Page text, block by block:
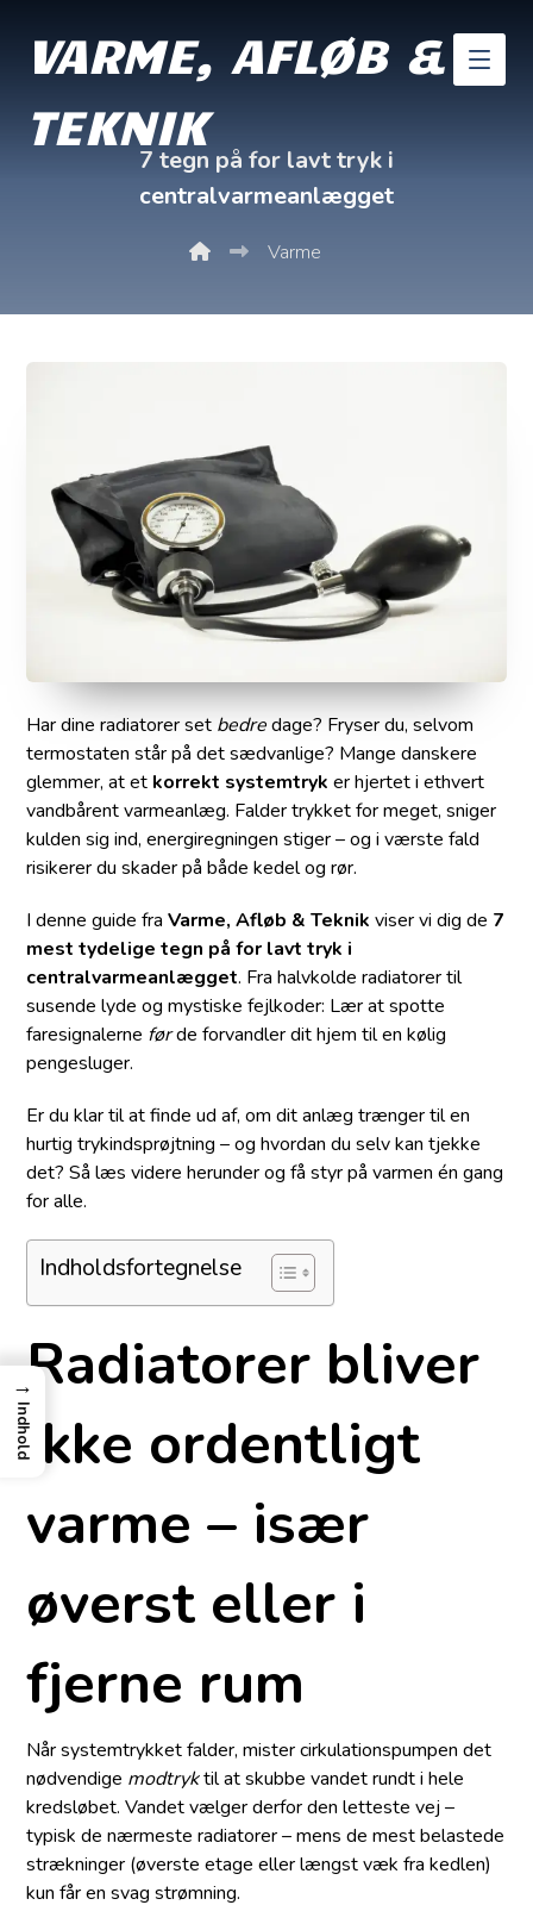
VARME, AFLØB &
TEKNIK
7 tegn på for lavt tryk i
centralvarmeanlægget
Varme
Har dine radiatorer set bedredage? Fryser du, selvom
termostaten står på det sædvanlige? Mange danskere
glemmer, at et korrekt systemtryk er hjertet i ethvert
vandbårent varmeanlæg. Falder trykket for meget, sniger
kulden sig ind, energiregningen stiger – og i værste fald
risikerer du skader på både kedel og rør.
I denne guide fraVarme, Afløb & Teknik viser vi dig de 7
mest tydelige tegn på for lavt tryk i
centralvarmeanlægget. Fra halvkolde radiatorer til
susende lyde og mystiske fejlkoder: Lær at spotte
faresignalerne førde forvandler dit hjem til en kølig
pengesluger.
Er du klar til at finde ud af, om dit anlæg trænger til en
hurtig trykindsprøjtning – og hvordan du selv kan tjekke
det? Så læs videre herunder og få styr på varmen én gang
for alle.
Indholdsfortegnelse
Radiatorer bliver
ikke ordentligt
varme – især
øverst eller i
fjerne rum
Når systemtrykket falder, mister cirkulationspumpen det
nødvendige modtryktil at skubbe vandet rundt i hele
kredsløbet. Vandet vælger derfor den letteste vej –
typisk de nærmeste radiatorer – mens de mest belastede
strækninger (øverste etage eller længst væk fra kedlen)
kun får en svag strømning.
→
Indhold